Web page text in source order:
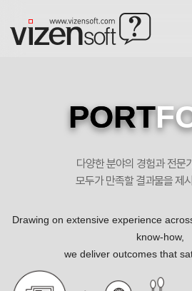
머신비전 선두기업 알트시스템 포트폴리오
PORT
다양한 분야의 경험과 전문
모두가 만족할 결과물을 제
Drawing on extensive experience
know-how,
we deliver outcomes that